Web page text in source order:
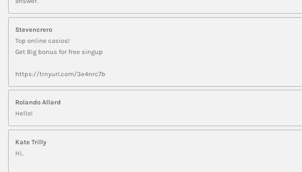
Stevencrero
Top online casios!
Get Big bonus for free singup
https://tinyurl.com/3e4nrc7b
Rolando Allard
Hello!
Kate Trilly
Hi,